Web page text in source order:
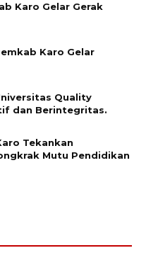
Karo Gelar Gerak
Karo Gelar
Quality
dan Berintegritas.
Tekankan
Mutu Pendidikan